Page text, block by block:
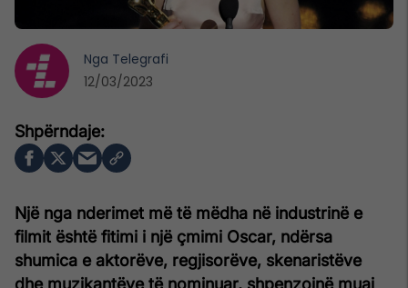
Një nga nderimet më të mëdha në industrinë e
filmit është fitimi i një çmimi Oscar, ndërsa
shumica e aktorëve, regjisorëve, skenaristëve
dhe muzikantëve të nominuar, shpenzojnë muaj
Nga Telegrafi
12/03/2023